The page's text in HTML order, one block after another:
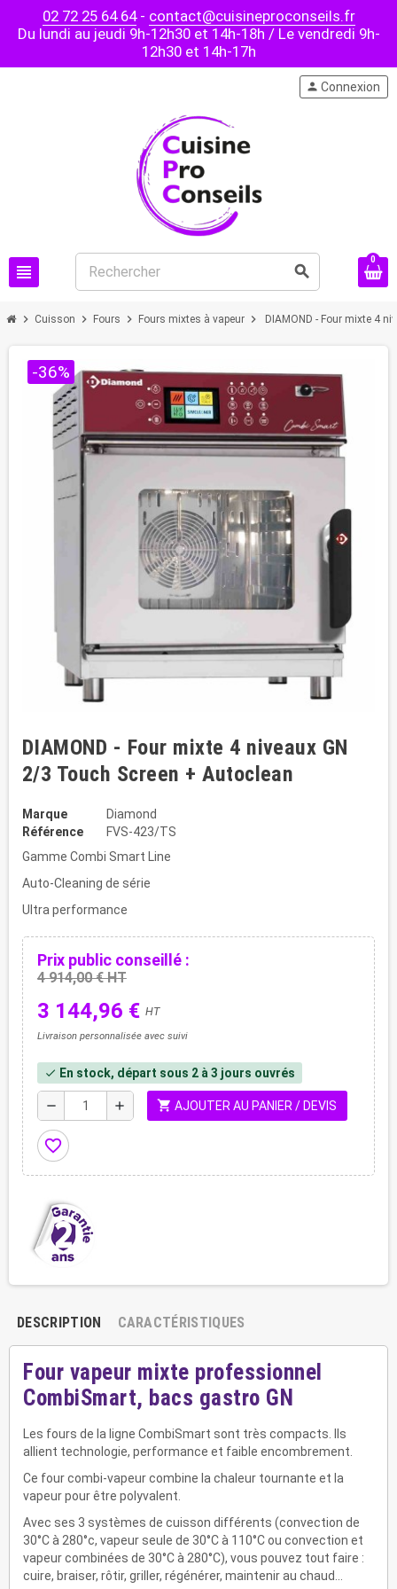
02 72 25 64 64- contact@cuisineproconseils.fr
Du lundi au jeudi 9h-12h30 et 14h-18h / Le vendredi 9h-
12h30 et 14h-17h
view_headline search
person Connexion
0
chevron_right Cuisson chevron_right Fours chevron_right Fours mixtes à vapeur chevron_right DIAMOND - Four mixte 4
-36%
DIAMOND - Four mixte 4 niveaux GN
2/3 Touch Screen + Autoclean
Marque
Diamond
Référence
FVS-423/TS
Gamme Combi Smart Line
Auto-Cleaning de série
Ultra performance
Prix public conseillé :
4 914,00 € HT
3 144,96 € HT
Livraison personnalisée avec suivi
check En stock, départ sous 2 à 3 jours ouvrés
remove add shopping_cart AJOUTER AU PANIER / DEVIS
favorite_border
DESCRIPTION CARACTÉRISTIQUES
Four vapeur mixte professionnel
CombiSmart, bacs gastro GN
Les fours de la ligne CombiSmart sont très compacts. Ils
allient technologie, performance et faible encombrement.
Ce four combi-vapeur combine la chaleur tournante et la
vapeur pour être polyvalent.
Avec ses 3 systèmes de cuisson différents (convection de
30°C à 280°c, vapeur seule de 30°C à 110°C ou convection et
vapeur combinées de 30°C à 280°C), vous pouvez tout faire :
cuire, braiser, rôtir, griller, régénérer, maintenir au chaud...